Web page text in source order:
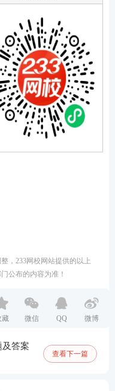
，233网校网站提供的以上
公布的内容为准！
藏 微信 QQ 微博
及答案
查看下一篇